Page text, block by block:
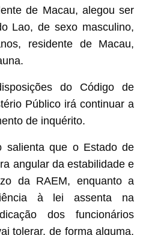
de Macau, alegou ser
Lao, de sexo masculino,
residente de Macau,
do Código de
Público irá continuar a
de inquérito.
salienta que o Estado de
angular da estabilidade e
da RAEM, enquanto a
à lei assenta na
dos funcionários
tolerar, de forma alguma,